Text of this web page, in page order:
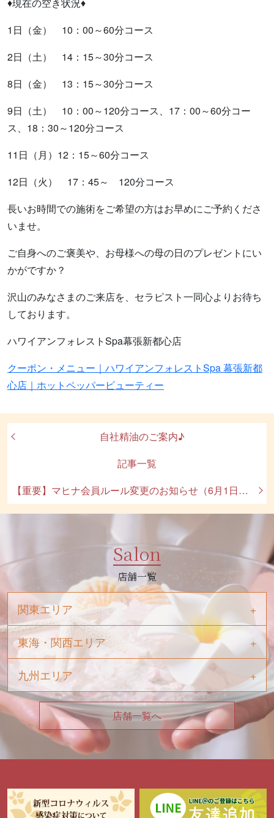
♦現在の空き状況♦
1日（金） 10：00～60分コース
2日（土） 14：15～30分コース
8日（金） 13：15～30分コース
9日（土） 10：00～120分コース、17：00～60分コー
ス、18：30～120分コース
11日（月）12：15～60分コース
12日（火） 17：45～ 120分コース
長いお時間での施術をご希望の方はお早めにご予約くださ
いませ。
ご自身へのご褒美や、お母様への母の日のプレゼントにい
かがですか？
沢山のみなさまのご来店を、セラピスト一同心よりお待ち
しております。
ハワイアンフォレストSpa幕張新都心店
クーポン・メニュー｜ハワイアンフォレストSpa 幕張新都
心店｜ホットペッパービューティー
自社精油のご案内♪
記事一覧
【重要】マヒナ会員ルール変更のお知らせ（6月1日より）
Salon
店舗一覧
関東エリア
東海・関西エリア
九州エリア
店舗一覧へ